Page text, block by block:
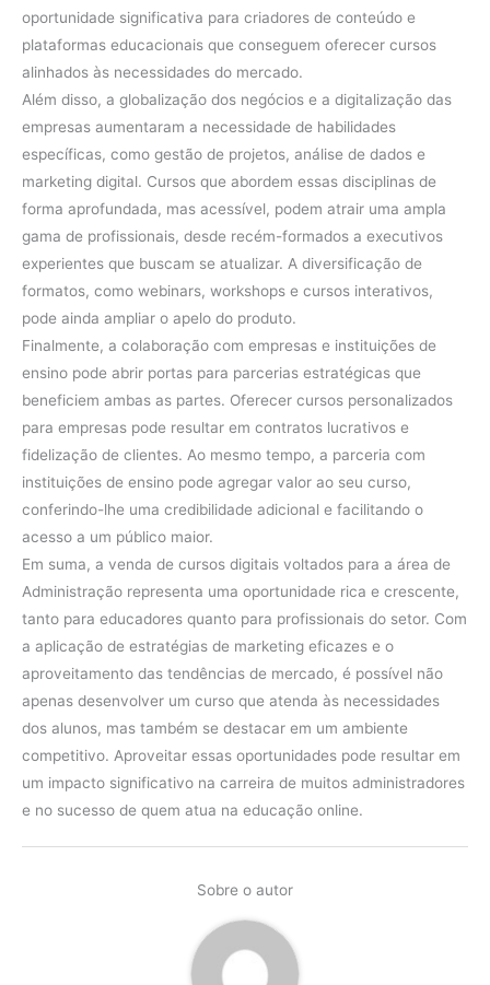
oportunidade significativa para criadores de conteúdo e
plataformas educacionais que conseguem oferecer cursos
alinhados às necessidades do mercado.
Além disso, a globalização dos negócios e a digitalização das
empresas aumentaram a necessidade de habilidades
específicas, como gestão de projetos, análise de dados e
marketing digital. Cursos que abordem essas disciplinas de
forma aprofundada, mas acessível, podem atrair uma ampla
gama de profissionais, desde recém-formados a executivos
experientes que buscam se atualizar. A diversificação de
formatos, como webinars, workshops e cursos interativos,
pode ainda ampliar o apelo do produto.
Finalmente, a colaboração com empresas e instituições de
ensino pode abrir portas para parcerias estratégicas que
beneficiem ambas as partes. Oferecer cursos personalizados
para empresas pode resultar em contratos lucrativos e
fidelização de clientes. Ao mesmo tempo, a parceria com
instituições de ensino pode agregar valor ao seu curso,
conferindo-lhe uma credibilidade adicional e facilitando o
acesso a um público maior.
Em suma, a venda de cursos digitais voltados para a área de
Administração representa uma oportunidade rica e crescente,
tanto para educadores quanto para profissionais do setor. Com
a aplicação de estratégias de marketing eficazes e o
aproveitamento das tendências de mercado, é possível não
apenas desenvolver um curso que atenda às necessidades
dos alunos, mas também se destacar em um ambiente
competitivo. Aproveitar essas oportunidades pode resultar em
um impacto significativo na carreira de muitos administradores
e no sucesso de quem atua na educação online.
Sobre o autor